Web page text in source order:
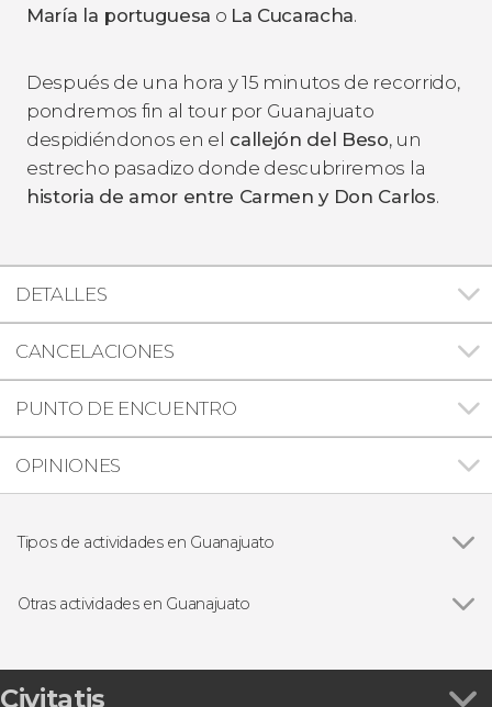
María la portuguesa o La Cucaracha.
Después de una hora y 15 minutos de recorrido,
pondremos fin al tour por Guanajuato
despidiéndonos en el callejón del Beso, un
estrecho pasadizo donde descubriremos la
historia de amor entre Carmen y Don Carlos.
DETALLES
CANCELACIONES
PUNTO DE ENCUENTRO
OPINIONES
Tipos de actividades en Guanajuato
Excursiones de un día
Otras actividades en Guanajuato
Tour en kayak por la presa la Purísima
Paseo a caballo por la Sierra de Santa Rosa
Civitatis